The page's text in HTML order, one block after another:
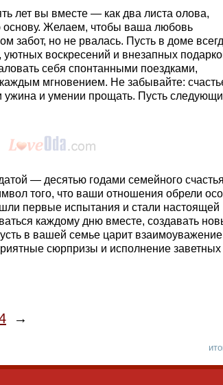
лет вы вместе — как два листа олова,
основу. Желаем, чтобы ваша любовь
забот, но не рвалась. Пусть в доме
уютных воскресений и внезапных
себя спонтанными поездками,
мгновением. Не забывайте:
ужина и умении прощать. Пусть
— десятью годами семейного
того, что ваши отношения обрели
первые испытания и стали настоящей
каждому дню вместе, создавать
в вашей семье царит
сюрпризы и исполнение заветных
→